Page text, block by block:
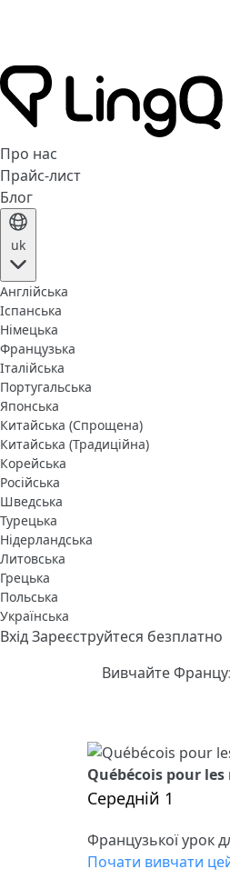
Про нас
Прайс-лист
Блог
uk
Англійська
Іспанська
Німецька
Французька
Італійська
Португальська
Японська
Китайська (Спрощена)
Китайська (Традиційна)
Корейська
Російська
Шведська
Турецька
Нідерландська
Литовська
Грецька
Польська
Українська
ВхідЗареєструйтеся безплатно
Вивчайте
Québécois pour les
Середній 1
Французької урок
Почати вивчати